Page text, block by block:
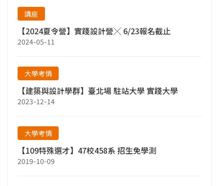
講座
【2024夏令營】實踐設計營╳ 6/23報名截止
2024-05-11
大學考情
【建築與設計學群】臺北場 駐站大學 實踐大學
2023-12-14
大學考情
【109特殊選才】47校458系 招生免學測
2019-10-09